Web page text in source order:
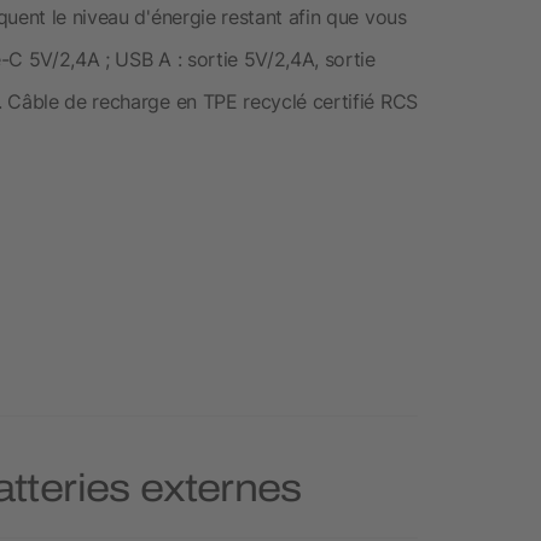
le niveau d'énergie restant afin que vous
5V/2,4A ; USB A : sortie 5V/2,4A, sortie
de recharge en TPE recyclé certifié RCS
externes